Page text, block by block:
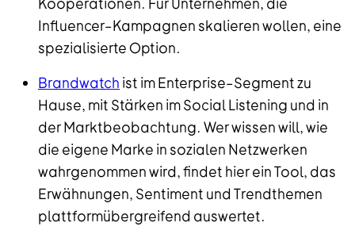
Influencer–Kampagnen skalieren wollen, eine
spezialisierte Option.
Brandwatch ist im Enterprise–Segment zu
Hause, mit Stärken im Social Listening und in
der Marktbeobachtung. Wer wissen will, wie
die eigene Marke in sozialen Netzwerken
wahrgenommen wird, findet hier ein Tool, das
Erwähnungen, Sentiment und Trendthemen
plattformübergreifend auswertet.